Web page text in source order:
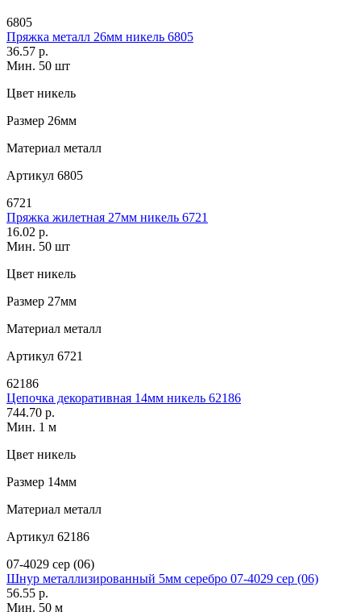
6805
Пряжка металл 26мм никель 6805
36.57 р.
Мин. 50 шт
Цвет никель
Размер 26мм
Материал металл
Артикул 6805
6721
Пряжка жилетная 27мм никель 6721
16.02 р.
Мин. 50 шт
Цвет никель
Размер 27мм
Материал металл
Артикул 6721
62186
Цепочка декоративная 14мм никель 62186
744.70 р.
Мин. 1 м
Цвет никель
Размер 14мм
Материал металл
Артикул 62186
07-4029 сер (06)
Шнур металлизированный 5мм серебро 07-4029 сер (06)
56.55 р.
Мин. 50 м